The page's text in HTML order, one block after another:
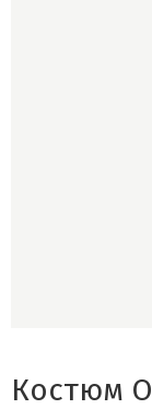
Костюм